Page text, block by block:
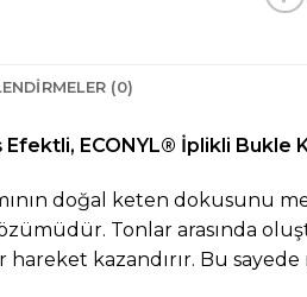
(0)
Efektli, ECONYL® İplikli Bukle
doğal keten dokusunu
Tonlar arasında
kazandırır. Bu